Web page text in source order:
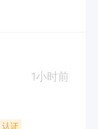
1小时前
认证